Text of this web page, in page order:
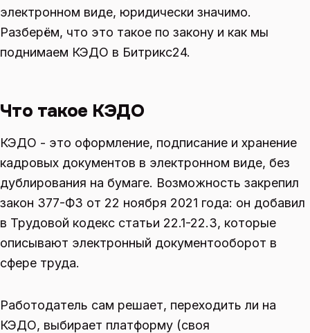
электронном виде, юридически значимо.
Разберём, что это такое по закону и как мы
поднимаем КЭДО в Битрикс24.
Что такое КЭДО
КЭДО - это оформление, подписание и хранение
кадровых документов в электронном виде, без
дублирования на бумаге. Возможность закрепил
закон 377-ФЗ от 22 ноября 2021 года: он добавил
в Трудовой кодекс статьи 22.1-22.3, которые
описывают электронный документооборот в
сфере труда.
Работодатель сам решает, переходить ли на
КЭДО, выбирает платформу (своя